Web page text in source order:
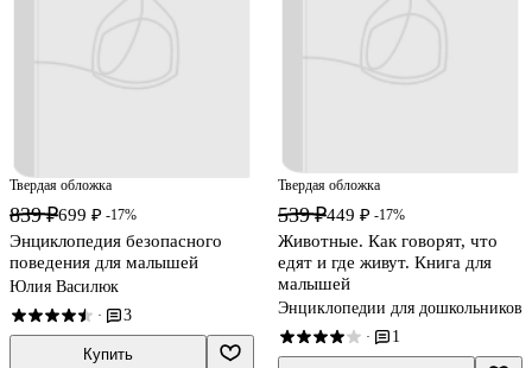
Твердая обложка
839 ₽699 ₽ -17%
Энциклопедия безопасного
поведения для малышей
Юлия Василюк
· 3
Купить
Твердая обложка
539 ₽449 ₽ -17%
Животные. Как говорят, что
едят и где живут. Книга для
малышей
Энциклопедии для дошкольников
· 1